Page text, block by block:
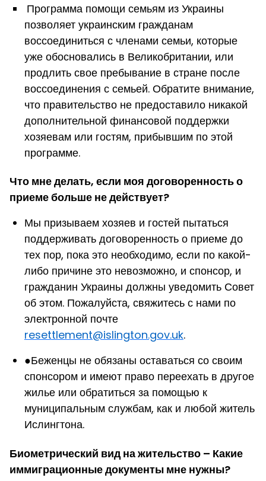
Программа помощи семьям из Украины
позволяет украинским гражданам
воссоединиться с членами семьи, которые
уже обосновались в Великобритании, или
продлить свое пребывание в стране после
воссоединения с семьей. Обратите внимание,
что правительство не предоставило никакой
дополнительной финансовой поддержки
хозяевам или гостям, прибывшим по этой
программе.
Что мне делать, если моя договоренность о
приеме больше не действует?
Мы призываем хозяев и гостей пытаться
поддерживать договоренность о приеме до
тех пор, пока это необходимо, если по какой-
либо причине это невозможно, и спонсор, и
гражданин Украины должны уведомить Совет
об этом. Пожалуйста, свяжитесь с нами по
электронной почте
resettlement@islington.gov.uk.
●Беженцы не обязаны оставаться со своим
спонсором и имеют право переехать в другое
жилье или обратиться за помощью к
муниципальным службам, как и любой житель
Ислингтона.
Биометрический вид на жительство – Какие
иммиграционные документы мне нужны?